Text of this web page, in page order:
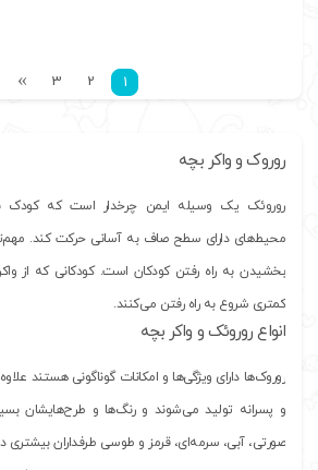
1
2
3
روروک و واکر بچه
روروئک یک وسیله ایمن چرخدار است که کودک
محیط‌های دارای سطح صاف به آسانی حرکت کند.
بخشیدن به راه رفتن کودکان است. کودکانی که از
کمتری شروع به راه رفتن می‌کنند.
انواع روروئک و واکر بچه
روروک‌ها دارای ویژگی‌ها و امکانات گوناگونی هستند
و پسرانه تولید می‌شوند و رنگ‌ها و طرح‌هایشان
صورتی، آبی، سرمه‌ای، قرمز و طوسی طرفداران بیشتری